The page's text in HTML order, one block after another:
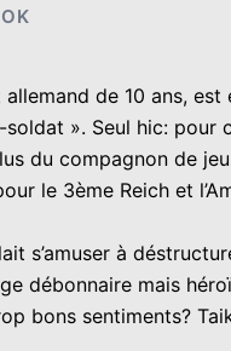
de 10 ans,
». Seul hic: pour
du compagnon de
le 3ème Reich et
s’amuser à
débonnaire mais
bons sentiments?